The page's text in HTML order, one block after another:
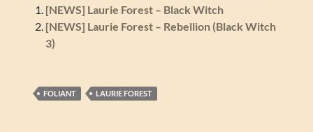
[NEWS] Laurie Forest – Black Witch
[NEWS] Laurie Forest – Rebellion (Black Witch
3)
FOLIANT LAURIE FOREST